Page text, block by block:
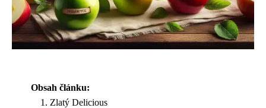
Obsah článku:
Zlatý Delicious